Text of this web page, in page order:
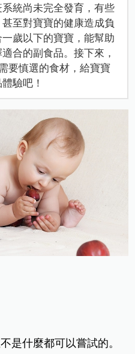
統尚未完全發育，有些
至對寶寶的健康造成負
歲以下的寶寶，能幫助
合的副食品。接下來，
要慎選的食材，給寶寶
驗吧！
是什麼都可以嘗試的。